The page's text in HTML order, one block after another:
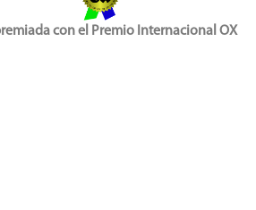
con el Premio Internacional OX